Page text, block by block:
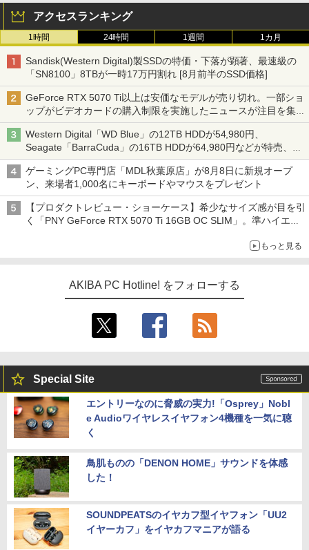
アクセスランキング
1時間 24時間 1週間 1カ月
Sandisk(Western Digital)製SSDの特価・下落が顕著、最速級の
「SN8100」8TBが一時17万円割れ [8月前半のSSD価格]
GeForce RTX 5070 Ti以上は安価なモデルが売り切れ。一部ショ
ップがビデオカードの購入制限を実施したニュースが注目を集め
る AKIBA PC Hotline! 先週のアクセスランキング 26年7月27日～
26年8月3日
Western Digital「WD Blue」の12TB HDDが54,980円、
Seagate「BarraCuda」の16TB HDDが64,980円などが特売、
NAS・ビジネス向けは上昇傾向 [8月前半のHDD価格]
ゲーミングPC専門店「MDL秋葉原店」が8月8日に新規オープ
ン、来場者1,000名にキーボードやマウスをプレゼント
【プロダクトレビュー・ショーケース】希少なサイズ感が目を引
く「PNY GeForce RTX 5070 Ti 16GB OC SLIM」。準ハイエン
もっと見る
AKIBA PC Hotline! をフォローする
Special Site
エントリーなのに脅威の実力!「Osprey」Nobl
e Audioワイヤレスイヤフォン4機種を一気に聴
く
鳥肌ものの「DENON HOME」サウンドを体感
した！
SOUNDPEATSのイヤカフ型イヤフォン「UU2
イヤーカフ」をイヤカフマニアが語る